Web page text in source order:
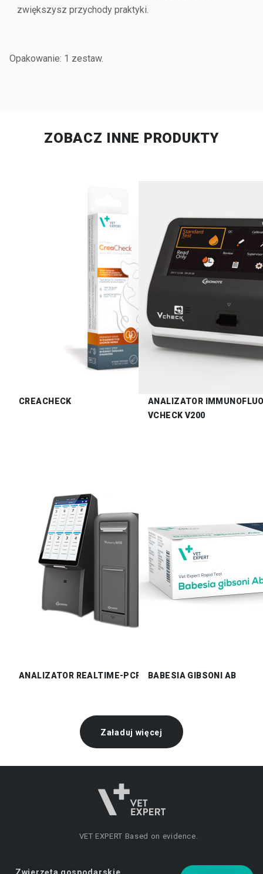
zwiększysz przychody praktyki.
Opakowanie: 1 zestaw.
ZOBACZ INNE PRODUKTY
CREACHECK
ANALIZATOR
VCHECK V200
ANALIZATOR REALTIME-PCR VCHECK M10
BABESIA GIBSONI AB
Załaduj więcej
VET EXPERT Based on evidence.